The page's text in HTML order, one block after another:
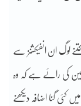
لوگ ان انفیکشنز سے
کی رائے ہے کہ وہ
کئی گنا اضافہ دیکھنے